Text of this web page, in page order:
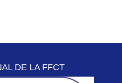
DE LA FFCT